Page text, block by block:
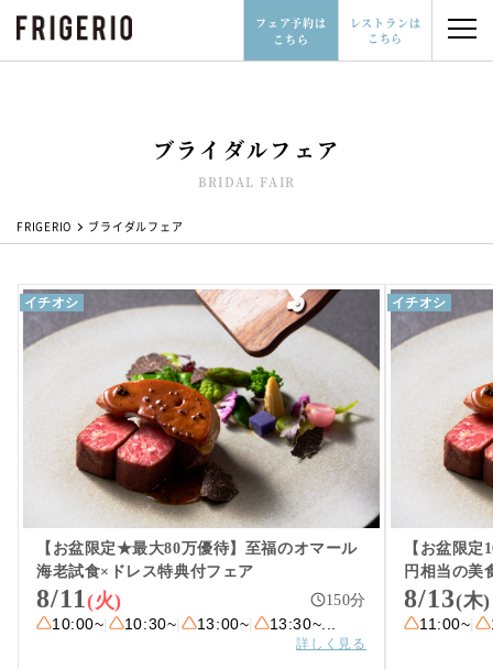
フェア予約は
こちら
レストランは
こちら
レストランはこちら フェア予約はこちら
06-6532-3277
レストランウェディングとは
会場について
ブライダルフェア
料金・プラン例
ウェディングレポート
アクセス
ブライダルフェア
BRIDAL FAIR
FRIGERIO ブライダルフェア
イチオシ
【お盆限定★最大80万優待】至福のオマール
海老試食×ドレス特典付フェア
8/11(火) 150分
10:00~ 10:30~ 13:00~ 13:30~
詳しく見る
イチオシ
【お盆限
円相当の美
8/13(木)
11:00~